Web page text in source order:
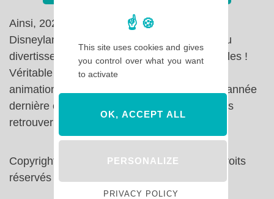
Ainsi, 2021 se termine sur un note positive à
Disneyland Paris avec un retour progressif du
divertissement grâce aux parades et spectacles !
Véritable force de la destination, ces deux
animations manquaient cruellement depuis l’année
dernière et cela fait vraiment très plaisir de les
retrouver !
Copyright © Hello Disneyland 2021 – Tous droits
réservés – Reproduction interdite
This site uses cookies and gives
you control over what you want
to activate
OK, ACCEPT ALL
PERSONALIZE
PRIVACY POLICY